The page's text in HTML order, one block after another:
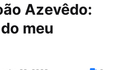
Azevêdo:
meu